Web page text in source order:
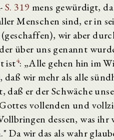
S. 319 mens gewürdigt,
Menschen sind, er in
wir aber
über uns genannt
ist4: „Alle gehen hin im
daß wir mehr als alle
daß er der Schwäche
vollenden und
dessen, was
wir das als wahr